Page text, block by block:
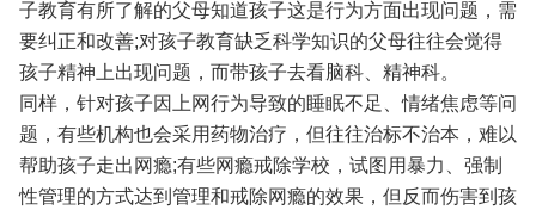
子教育有所了解的父母知道孩子这是行为方面出现问题，需
要纠正和改善;对孩子教育缺乏科学知识的父母往往会觉得
孩子精神上出现问题，而带孩子去看脑科、精神科。
同样，针对孩子因上网行为导致的睡眠不足、情绪焦虑等问
题，有些机构也会采用药物治疗，但往往治标不治本，难以
帮助孩子走出网瘾;有些网瘾戒除学校，试图用暴力、强制
性管理的方式达到管理和戒除网瘾的效果，但反而伤害到孩